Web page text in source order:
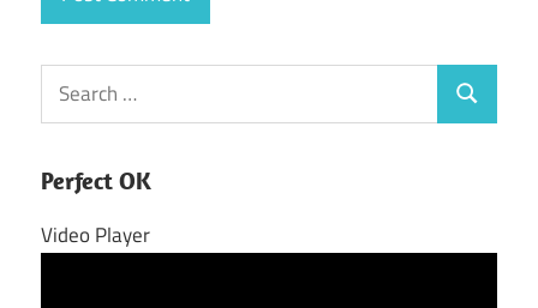
Search
for:
Search
Perfect OK
Video Player